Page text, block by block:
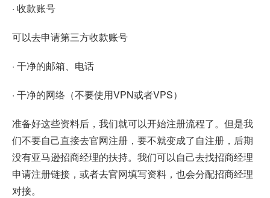
· 收款账号
可以去申请第三方收款账号
· 干净的邮箱、电话
· 干净的网络（不要使用VPN或者VPS）
准备好这些资料后，我们就可以开始注册流程了。但是我
们不要自己直接去官网注册，要不就变成了自注册，后期
没有亚马逊招商经理的扶持。我们可以自己去找招商经理
申请注册链接，或者去官网填写资料，也会分配招商经理
对接。